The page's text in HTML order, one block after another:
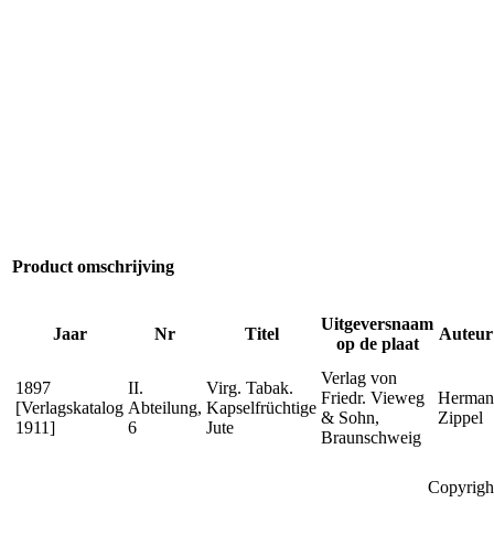
Product omschrijving
Jaar Nr Titel
Uitgeversnaam
op de plaat
Auteur
1897
[Verlagskatalog
1911]
II.
Abteilung,
6
Virg. Tabak.
Kapselfrüchtige
Jute
Verlag von
Friedr. Vieweg
& Sohn,
Braunschweig
Herman
Zippel